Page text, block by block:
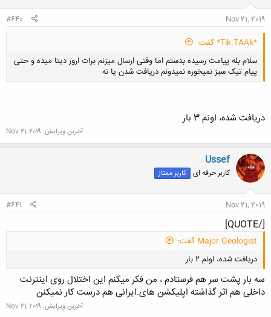
Nov 21, 2019
#640
*Tik.TAAk* گفت:
سلام بله پیامت رسیده بدستم اما وقتی ارسال میزنم برات ارور دیتا میده و حتی
پیام تیک سبز نمیخوره نمیدونم دریافت شدن یا نه
کلیک کنید تا باز شود...
دریافت شده، اونم 3 بار
آخرین ویرایش: Nov 21, 2019
Ussef
کاربر حرفه ای کاربر ممتاز
Nov 21, 2019
#641
[/QUOTE]
Major Geologist گفت:
دریافت شده، اونم 2 بار
سه بار پشت سر هم فرستادم‌ ، من فکر میکنم این اختلال روی اینترنت
داخلی هم اثر گذاشته اپلیکشن های.ایرانی هم درست کار نمیکنن
آخرین ویرایش: Nov 21, 2019